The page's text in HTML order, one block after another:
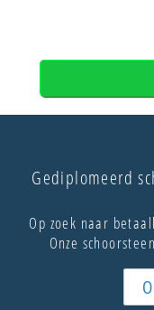
Gediplomeerd
Op zoek naar
Onze